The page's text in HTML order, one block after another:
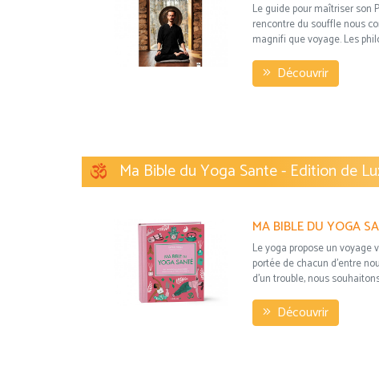
Le guide pour maîtriser son
rencontre du souffle nous
magnifi que voyage. Les
Découvrir
Ma Bible du Yoga Sante - Edition de
Le yoga propose un voyage
portée de chacun d’entre
d’un trouble, nous
Découvrir